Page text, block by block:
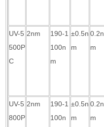
UV-5
500P
C
2nm
190-1
100n
m
±0.5n
m
0.2n
m
UV-5
800P
2nm
190-1
100n
±0.5n
m
0.2n
m